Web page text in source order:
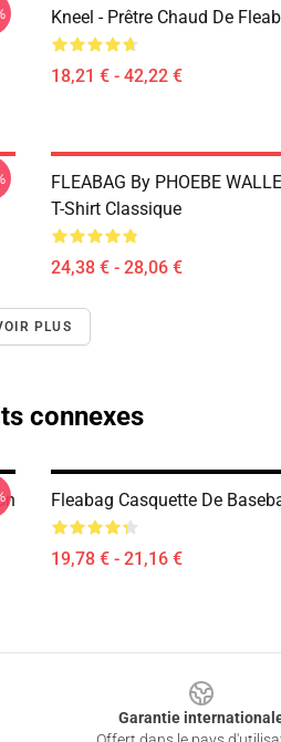
Kneel - Prêtre Chaud De
18,21 € - 42,22 €
FLEABAG By PHOEBE
T-Shirt Classique
24,38 € - 28,06 €
PLUS
connexes
Fleabag Casquette De
19,78 € - 21,16 €
Garantie